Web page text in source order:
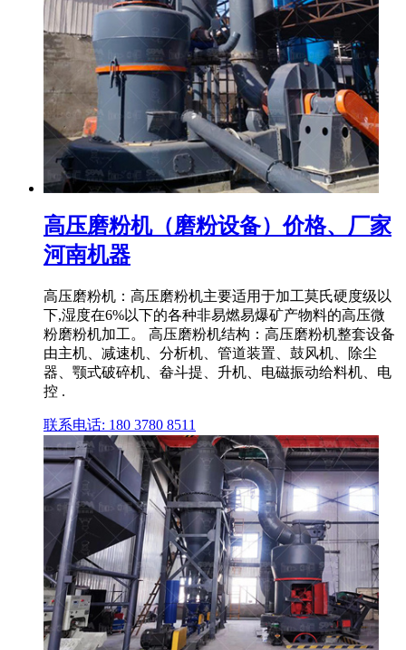
高压磨粉机（磨粉设备）价格、厂家
河南机器
高压磨粉机：高压磨粉机主要适用于加工莫氏硬度级以
下,湿度在6%以下的各种非易燃易爆矿产物料的高压微
粉磨粉机加工。 高压磨粉机结构：高压磨粉机整套设备
由主机、减速机、分析机、管道装置、鼓风机、除尘
器、颚式破碎机、畚斗提、升机、电磁振动给料机、电
控 .
联系电话: 180 3780 8511